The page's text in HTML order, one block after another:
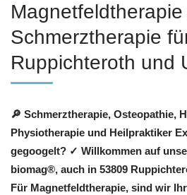
Schmerztherapie
Ruppichteroth und
🔎 Schmerztherapie, Osteopathie,
Physiotherapie und Heilpraktiker
gegoogelt? ✓ Willkommen auf
biomag®, auch in 53809
Für Magnetfeldtherapie, sind wir